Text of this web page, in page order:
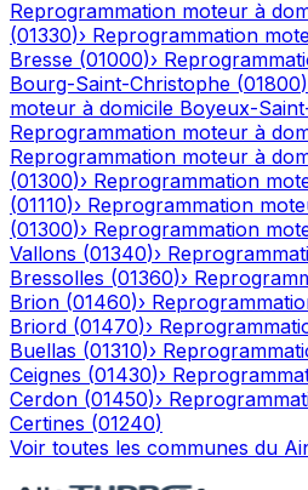
Reprogrammation moteur à
(01330)› Reprogrammation
Bresse (01000)›
Bourg-Saint-Christophe (01800)
moteur à domicile Boyeux-
Reprogrammation moteur à
Reprogrammation moteur à
(01300)› Reprogrammation
(01110)› Reprogrammation
(01300)› Reprogrammation
Vallons (01340)›
Bressolles (01360)›
Brion (01460)›
Briord (01470)›
Buellas (01310)›
Ceignes (01430)›
Cerdon (01450)›
Certines (01240)
Voir toutes les communes du